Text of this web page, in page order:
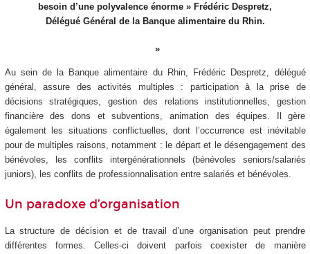
besoin d’une polyvalence énorme » Frédéric Despretz,
Délégué Général de la Banque alimentaire du Rhin.
Au sein de la Banque alimentaire du Rhin, Frédéric Despretz, délégué
général, assure des activités multiples : participation à la prise de
décisions stratégiques, gestion des relations institutionnelles, gestion
financière des dons et subventions, animation des équipes. Il gère
également les situations conflictuelles, dont l’occurrence est inévitable
pour de multiples raisons, notamment : le départ et le désengagement des
bénévoles, les conflits intergénérationnels (bénévoles seniors/salariés
juniors), les conflits de professionnalisation entre salariés et bénévoles.
Un paradoxe d’organisation
La structure de décision et de travail d’une organisation peut prendre
différentes formes. Celles-ci doivent parfois coexister de manière